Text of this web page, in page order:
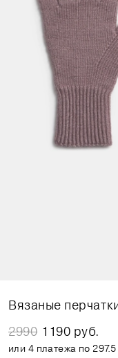
Вязаные
2990 1190 руб.
или 4 платежа по